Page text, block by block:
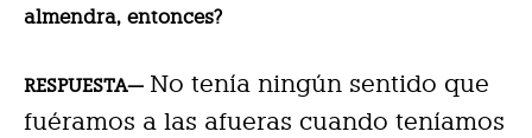
almendra, entonces?
RESPUESTA— No tenía ningún sentido que
fuéramos a las afueras cuando teníamos